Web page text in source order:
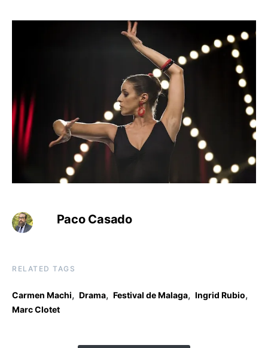
Paco Casado
RELATED TAGS
Carmen Machi, Drama, Festival de Malaga, Ingrid Rubio,
Marc Clotet